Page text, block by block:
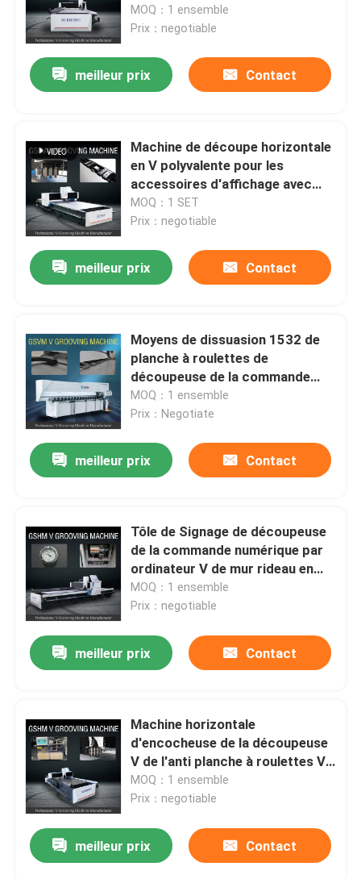
de coupeur de cannelure de la
planche à roulettes V
MOQ：1 ensemble
Prix：negotiable
meilleur prix Contact
Machine de découpe horizontale
en V polyvalente pour les
accessoires d'affichage avec
décoration en acier inoxydable
MOQ：1 SET
Prix：negotiable
meilleur prix Contact
Moyens de dissuasion 1532 de
planche à roulettes de
découpeuse de la commande
numérique par ordinateur V anti
V automatique cannelant la
MOQ：1 ensemble
Prix：Negotiate
meilleur prix Contact
Tôle de Signage de découpeuse
de la commande numérique par
ordinateur V de mur rideau en
métal cannelant la machine 1532
MOQ：1 ensemble
Prix：negotiable
meilleur prix Contact
Machine horizontale
d'encocheuse de la découpeuse
V de l'anti planche à roulettes V
pour l'industrie 1240 d'ornement
MOQ：1 ensemble
Prix：negotiable
meilleur prix Contact